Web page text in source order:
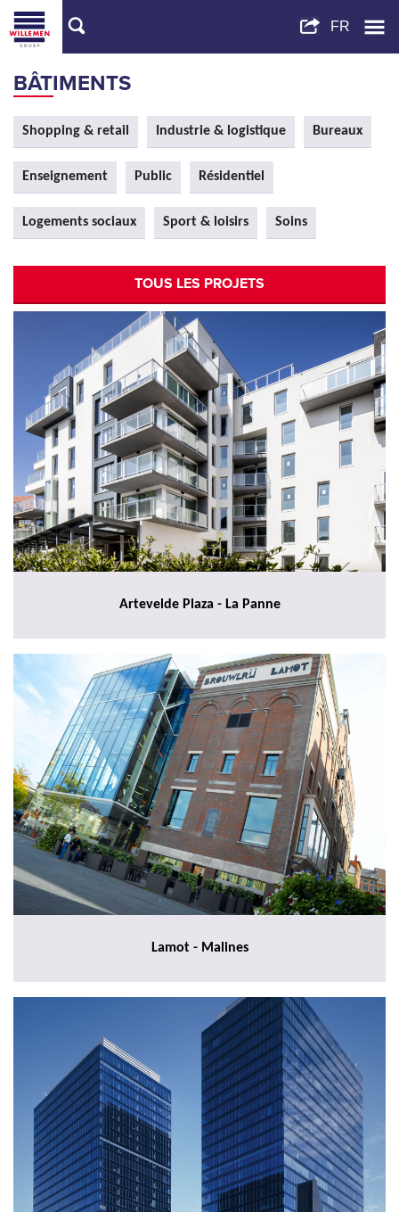
BÂTIMENTS
Shopping & retail Industrie & logistique Bureaux
Enseignement Public Résidentiel
Logements sociaux Sport & loisirs Soins
TOUS LES PROJETS
Artevelde Plaza - La Panne
Lamot - Malines